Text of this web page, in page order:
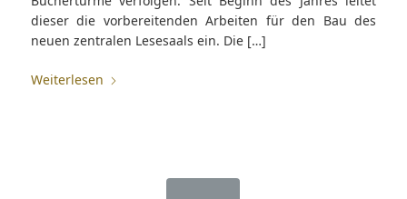
dieser die vorbereitenden Arbeiten für den Bau des
neuen zentralen Lesesaals ein. Die […]
Weiterlesen